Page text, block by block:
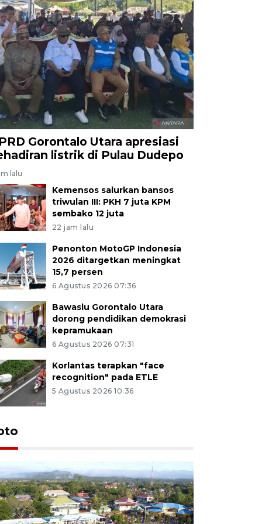
Gorontalo Utara apresiasi
listrik di Pulau Dudepo
lalu
Kemensos salurkan bansos
triwulan III: PKH 7 juta KPM
sembako 12 juta
22 jam lalu
Penonton MotoGP Indonesia
2026 ditargetkan meningkat
15,7 persen
6 Agustus 2026 07:36
Bawaslu Gorontalo Utara
dorong pendidikan demokrasi
kepramukaan
6 Agustus 2026 07:31
Korlantas terapkan "face
recognition" pada ETLE
5 Agustus 2026 10:36